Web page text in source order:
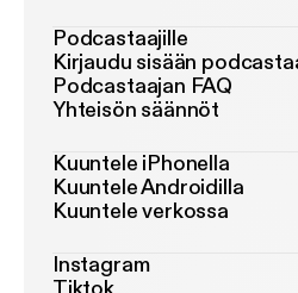
Podcastaajille
Kirjaudu sisään
Podcastaajan FAQ
Yhteisön säännöt
Kuuntele iPhonella
Kuuntele Androidilla
Kuuntele verkossa
Instagram